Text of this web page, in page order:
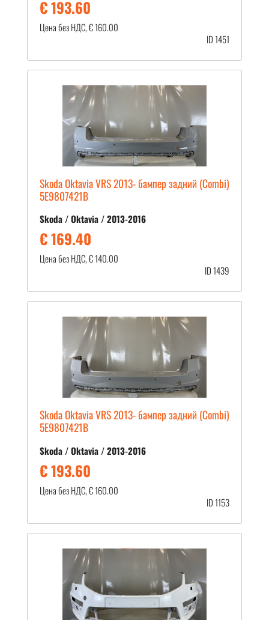
€ 193.60
Цена без НДС, € 160.00
ID 1451
Skoda Oktavia VRS 2013- бампер задний (Combi)
5E9807421B
Skoda / Oktavia / 2013-2016
€ 169.40
Цена без НДС, € 140.00
ID 1439
Skoda Oktavia VRS 2013- бампер задний (Combi)
5E9807421B
Skoda / Oktavia / 2013-2016
€ 193.60
Цена без НДС, € 160.00
ID 1153